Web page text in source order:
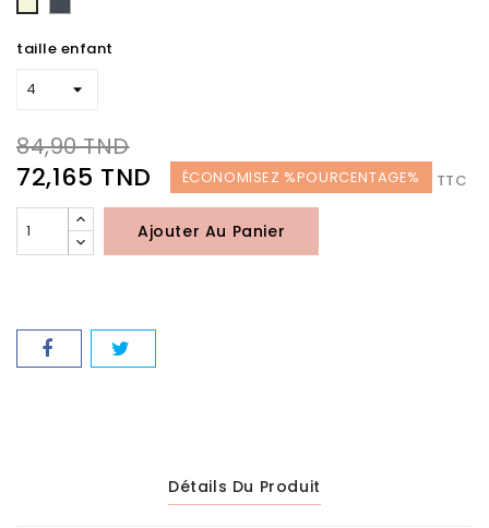
Beige
taille enfant
84,90 TND
72,165 TND ÉCONOMISEZ %POURCENTAGE% TTC
Ajouter Au Panier
Détails Du Produit